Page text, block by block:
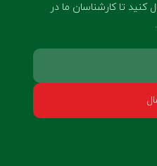
کنید تا کارشناسان ما در